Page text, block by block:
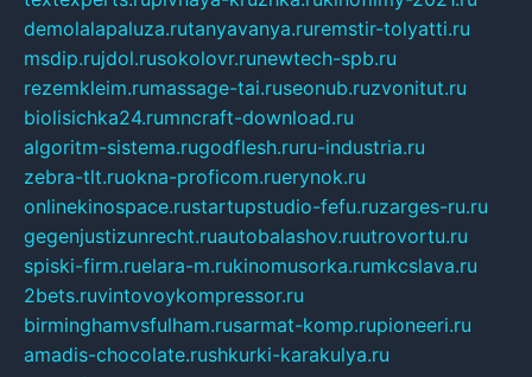
demolalapaluza.rutanyavanya.ruremstir-tolyatti.ru
msdip.rujdol.rusokolovr.runewtech-spb.ru
rezemkleim.rumassage-tai.ruseonub.ruzvonitut.ru
biolisichka24.rumncraft-download.ru
algoritm-sistema.rugodflesh.ruru-industria.ru
zebra-tlt.ruokna-proficom.ruerynok.ru
onlinekinospace.rustartupstudio-fefu.ruzarges-ru.ru
gegenjustizunrecht.ruautobalashov.ruutrovortu.ru
spiski-firm.ruelara-m.rukinomusorka.rumkcslava.ru
2bets.ruvintovoykompressor.ru
birminghamvsfulham.rusarmat-komp.rupioneeri.ru
amadis-chocolate.rushkurki-karakulya.ru